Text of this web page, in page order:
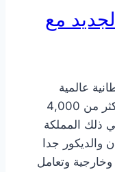
مع
عالمية
تأسست عام 1971. تمتلك الشركة أكثر من 4,000
في ذلك المملكة
والديكور جدا
وتعامل